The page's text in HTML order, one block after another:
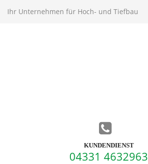
Ihr Unternehmen für Hoch- und Tiefbau
KUNDENDIENST
04331 4632963